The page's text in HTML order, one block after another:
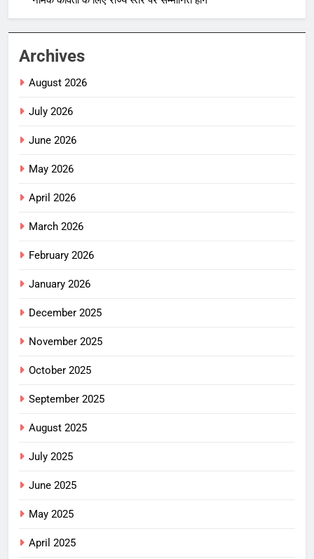
Archives
August 2026
July 2026
June 2026
May 2026
April 2026
March 2026
February 2026
January 2026
December 2025
November 2025
October 2025
September 2025
August 2025
July 2025
June 2025
May 2025
April 2025